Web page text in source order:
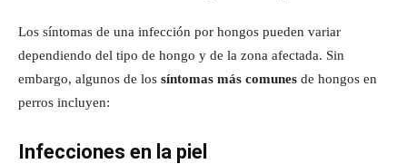
Los síntomas de una infección por hongos pueden variar
dependiendo del tipo de hongo y de la zona afectada. Sin
embargo, algunos de los síntomas más comunes de hongos en
perros incluyen:
Infecciones en la piel